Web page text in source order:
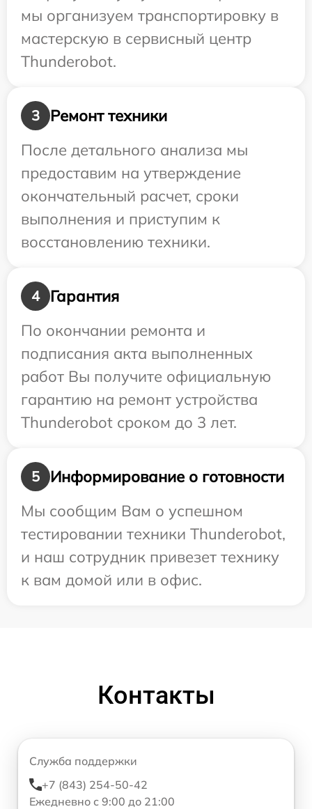
мы организуем транспортировку в
мастерскую в сервисный центр
Thunderobot.
3
Ремонт техники
После детального анализа мы
предоставим на утверждение
окончательный расчет, сроки
выполнения и приступим к
восстановлению техники.
4
Гарантия
По окончании ремонта и
подписания акта выполненных
работ Вы получите официальную
гарантию на ремонт устройства
Thunderobot сроком до 3 лет.
5
Информирование о готовности
Мы сообщим Вам о успешном
тестировании техники Thunderobot,
и наш сотрудник привезет технику
к вам домой или в офис.
Контакты
Служба поддержки
+7 (843) 254-50-42
Ежедневно с 9:00 до 21:00